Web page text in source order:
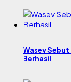
Wasev Sebut
Berhasil